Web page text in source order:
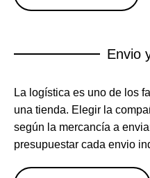
Envio
La logística es uno de los
una tienda. Elegir la
según la mercancía a
presupuestar cada envio